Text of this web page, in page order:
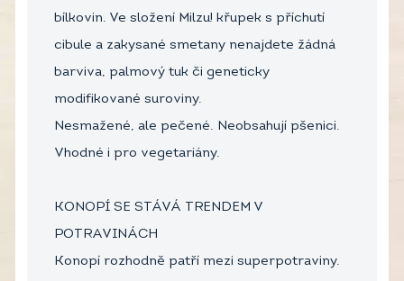
bílkovin. Ve složení Milzu! křupek s příchutí
cibule a zakysané smetany nenajdete žádná
barviva, palmový tuk či geneticky
modifikované suroviny.
Nesmažené, ale pečené. Neobsahují pšenici.
Vhodné i pro vegetariány.
KONOPÍ SE STÁVÁ TRENDEM V
POTRAVINÁCH
Konopí rozhodně patří mezi superpotraviny.